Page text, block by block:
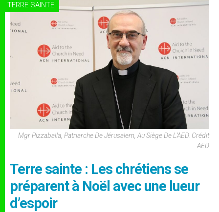
TERRE SAINTE
Mgr Pizzaballa, Patriarche De Jérusalem, Au Siège De L’AED. Crédit
AED
Terre sainte : Les chrétiens se
préparent à Noël avec une lueur
d’espoir